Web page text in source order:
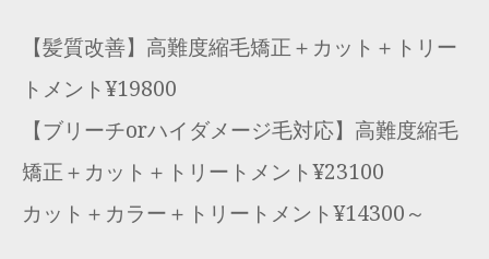
【髪質改善】高難度縮毛矯正＋カット＋トリー
トメント¥19800
【ブリーチorハイダメージ毛対応】高難度縮毛
矯正＋カット＋トリートメント¥23100
カット＋カラー＋トリートメント¥14300～